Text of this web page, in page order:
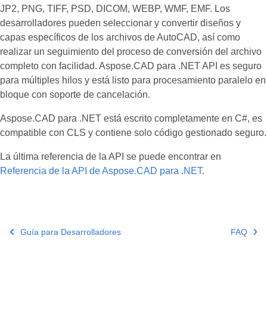
JP2, PNG, TIFF, PSD, DICOM, WEBP, WMF, EMF. Los
desarrolladores pueden seleccionar y convertir diseños y
capas específicos de los archivos de AutoCAD, así como
realizar un seguimiento del proceso de conversión del archivo
completo con facilidad. Aspose.CAD para .NET API es seguro
para múltiples hilos y está listo para procesamiento paralelo en
bloque con soporte de cancelación.
Aspose.CAD para .NET está escrito completamente en C#, es
compatible con CLS y contiene solo código gestionado seguro.
La última referencia de la API se puede encontrar en
Referencia de la API de Aspose.CAD para .NET.
Guía para Desarrolladores FAQ